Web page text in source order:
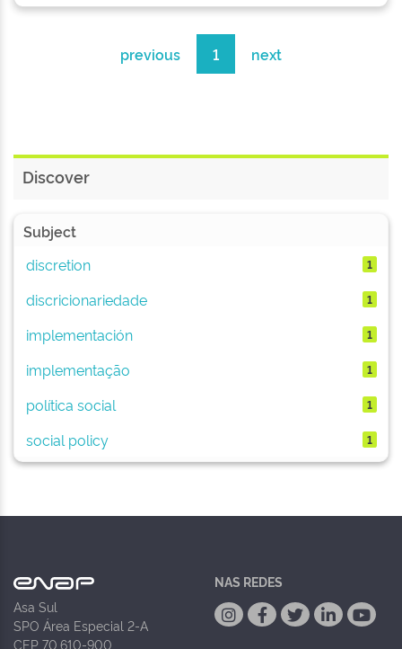
previous 1 next
Discover
Subject
discretion
1
discricionariedade 1
implementación 1
implementação 1
política social 1
social policy 1
Asa Sul
SPO Área Especial 2-A
CEP 70.610-900
NAS REDES